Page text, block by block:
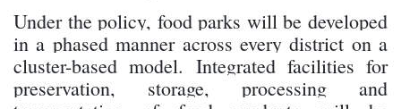
Under the policy, food parks will be developed
in a phased manner across every district on a
cluster-based model. Integrated facilities for
preservation, storage, processing and